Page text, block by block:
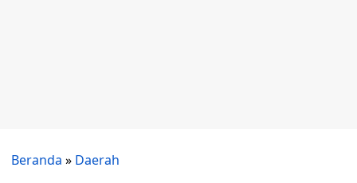
Beranda » Daerah